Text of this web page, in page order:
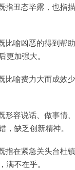
指丑态毕露，也指
比喻凶恶的得到帮
更加强大。
比喻费力大而成效
形容说话、做事情
，缺乏创新精神。
指在紧急关头台杜
满不在乎。